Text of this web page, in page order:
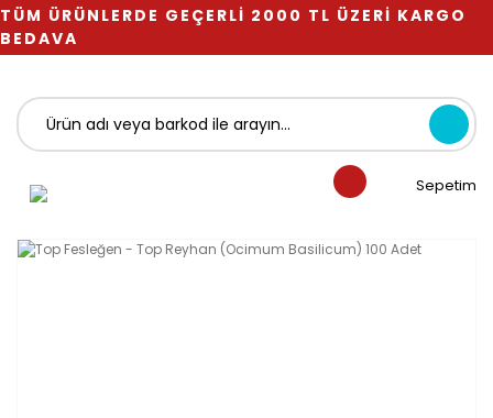
TÜM ÜRÜNLERDE GEÇERLİ 2000 TL ÜZERİ KARGO
BEDAVA
Sepetim